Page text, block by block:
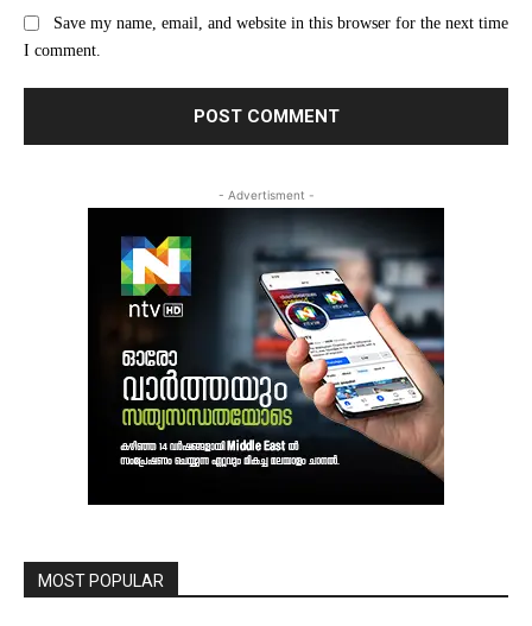
Save my name, email, and website in this browser for the next time
I comment.
- Advertisment -
MOST POPULAR